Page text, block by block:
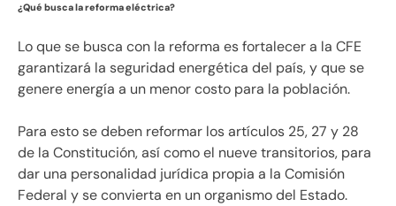
¿Qué busca la reforma eléctrica?
Lo que se busca con la reforma es fortalecer a la CFE
garantizará la seguridad energética del país, y que se
genere energía a un menor costo para la población.
Para esto se deben reformar los artículos 25, 27 y 28
de la Constitución, así como el nueve transitorios, para
dar una personalidad jurídica propia a la Comisión
Federal y se convierta en un organismo del Estado.